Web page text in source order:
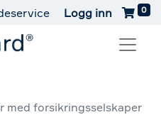
Logg inn 0
med forsikringsselskaper